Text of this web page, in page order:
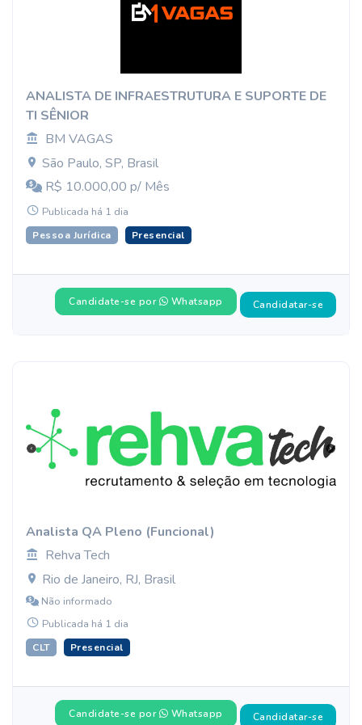
ANALISTA DE INFRAESTRUTURA E SUPORTE DE
TI SÊNIOR
BM VAGAS
São Paulo, SP, Brasil
R$ 10.000,00 p/ Mês
Publicada há 1 dia
Pessoa Jurídica Presencial
Candidate-se por Whatsapp Candidatar-se
Analista QA Pleno (Funcional)
Rehva Tech
Rio de Janeiro, RJ, Brasil
Não informado
Publicada há 1 dia
CLT Presencial
Candidate-se por Whatsapp Candidatar-se